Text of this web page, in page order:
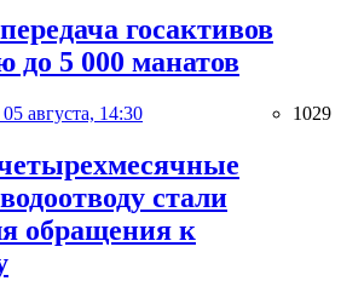
госактивов
до 5 000 манатов
05 августа, 14:30 1029
стали
обращения к